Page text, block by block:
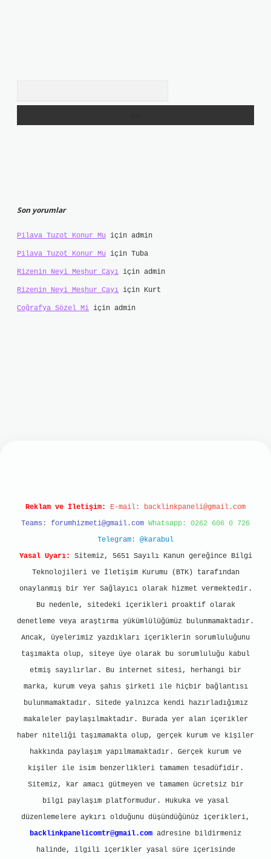
Son yorumlar
Pilava Tuzot Konur Mu için admin
Pilava Tuzot Konur Mu için Tuba
Rizenin Neyi Meşhur Çayı için admin
Rizenin Neyi Meşhur Çayı için Kurt
Coğrafya Sözel Mi için admin
Reklam ve İletişim: E-mail: backlinkpaneli@gmail.com
Teams: forumhizmeti@gmail.com Whatsapp: 0262 606 0 726
Telegram: @karabul
Yasal Uyarı:
Sitemiz, 5651 Sayılı Kanun gereğince Bilgi
Teknolojileri ve İletişim Kurumu (BTK) tarafından
onaylanmış bir Yer Sağlayıcı olarak hizmet vermektedir.
Bu nedenle, sitedeki içerikleri proaktif olarak
denetleme veya araştırma yükümlülüğümüz bulunmamaktadır.
Ancak, üyelerimiz yazdıkları içeriklerin sorumluluğunu
taşımakta olup, siteye üye olarak bu sorumluluğu kabul
etmiş sayılırlar. Bu internet sitesi, herhangi bir
marka, kurum veya şahıs şirketi ile hiçbir bağlantısı
bulunmamaktadır. Sitede yalnızca kendi hazırladığımız
makaleler paylaşılmaktadır. Burada yer alan içerikler
haber niteliği taşımamakta olup, gerçek kurum ve kişiler
hakkında paylaşım yapılmamaktadır. Gerçek kurum ve
kişiler ile isim benzerlikleri tamamen tesadüfidir.
Sitemiz, kar amacı gütmeyen ve tamamen ücretsiz bir
bilgi paylaşım platformudur. Hukuka ve yasal
düzenlemelere aykırı olduğunu düşündüğünüz içerikleri,
backlinkpanelicomtr@gmail.com adresine bildirmeniz
halinde, ilgili içerikler yasal süre içerisinde